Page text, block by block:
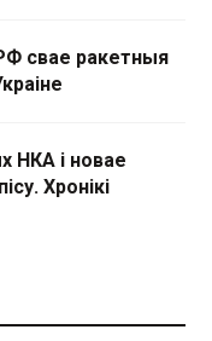
свае ракетныя
НКА і новае
Хронікі